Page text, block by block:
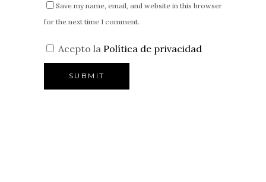
Save my name, email, and website in this browser
for the next time I comment.
Acepto la Política de privacidad